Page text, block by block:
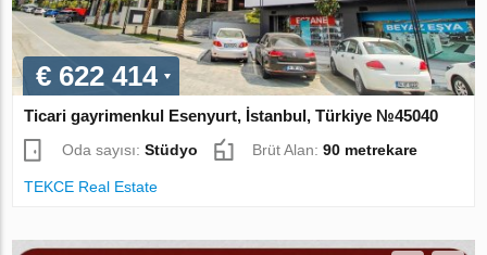
€ 622 414
Ticari gayrimenkul Esenyurt, İstanbul, Türkiye №45040
Oda sayısı:Stüdyo Brüt Alan:90 metrekare
TEKCE Real Estate